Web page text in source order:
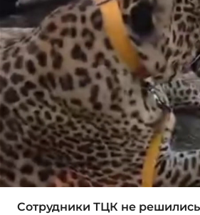
Сотрудники ТЦК не